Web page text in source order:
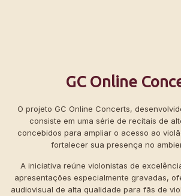
GC Online
O projeto GC Online Concerts,
consiste em uma série de recitais de
concebidos para ampliar o acesso ao
fortalecer sua presença no
A iniciativa reúne violonistas de
apresentações especialmente gravadas,
audiovisual de alta qualidade para fãs de